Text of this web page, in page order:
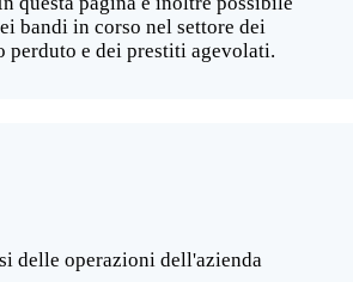
bandi in corso nel settore dei
perduto e dei prestiti agevolati.
delle operazioni dell'azienda